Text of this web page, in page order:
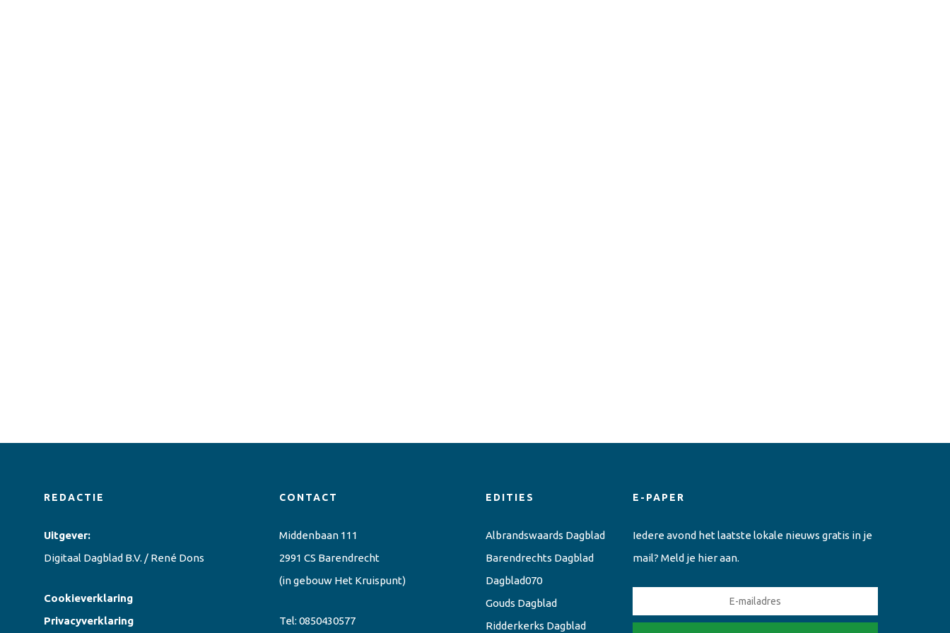
REDACTIE
Uitgever:
Digitaal Dagblad B.V. / René Dons
Cookieverklaring
Privacyverklaring
CONTACT
Middenbaan 111
2991 CS Barendrecht
(in gebouw Het Kruispunt)
Tel: 0850430577
EDITIES
Albrandswaards Dagblad
Barendrechts Dagblad
Dagblad070
Gouds Dagblad
Ridderkerks Dagblad
E-PAPER
Iedere avond het laatste lokale nieuws gratis in je
mail? Meld je hier aan.